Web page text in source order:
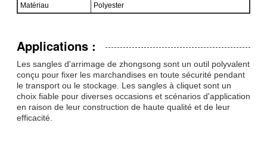
Matériau
Polyester
Applications :
Les sangles d'arrimage de zhongsong sont un outil polyvalent
conçu pour fixer les marchandises en toute sécurité pendant
le transport ou le stockage. Les sangles à cliquet sont un
choix fiable pour diverses occasions et scénarios d'application
en raison de leur construction de haute qualité et de leur
efficacité.